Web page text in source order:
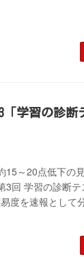
「学習の診断
15～20点低下の
3回 学習の診断
度を速報として